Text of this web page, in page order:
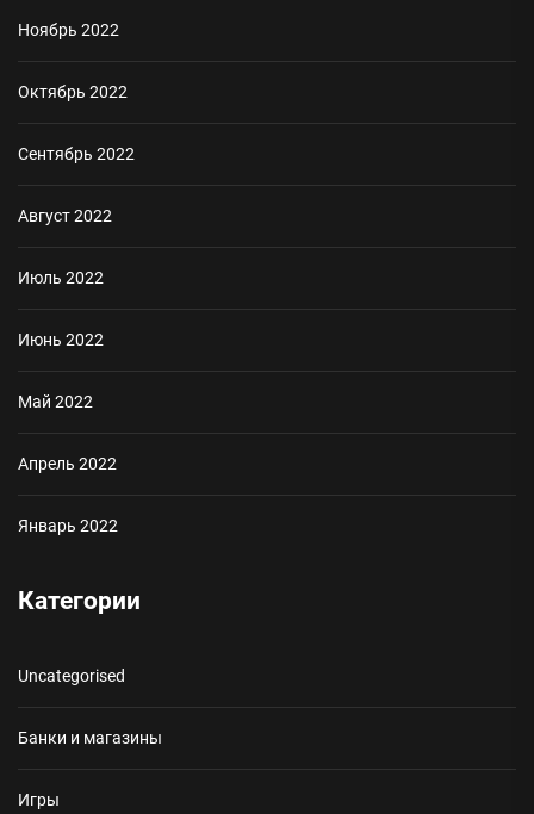
Ноябрь 2022
Октябрь 2022
Сентябрь 2022
Август 2022
Июль 2022
Июнь 2022
Май 2022
Апрель 2022
Январь 2022
Категории
Uncategorised
Банки и магазины
Игры